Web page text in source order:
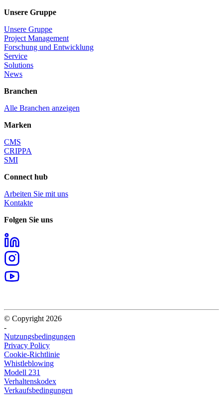
Unsere Gruppe
Unsere Gruppe
Project Management
Forschung und Entwicklung
Service
Solutions
News
Branchen
Alle Branchen anzeigen
Marken
CMS
CRIPPA
SMI
Connect hub
Arbeiten Sie mit uns
Kontakte
Folgen Sie uns
© Copyright 2026
-
Nutzungsbedingungen
Privacy Policy
Cookie-Richtlinie
Whistleblowing
Modell 231
Verhaltenskodex
Verkaufsbedingungen